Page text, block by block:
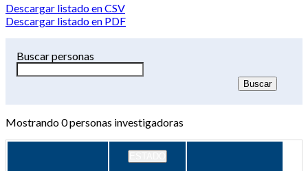
Descargar listado en CSV
Descargar listado en PDF
Buscar personas
Mostrando0personas investigadoras